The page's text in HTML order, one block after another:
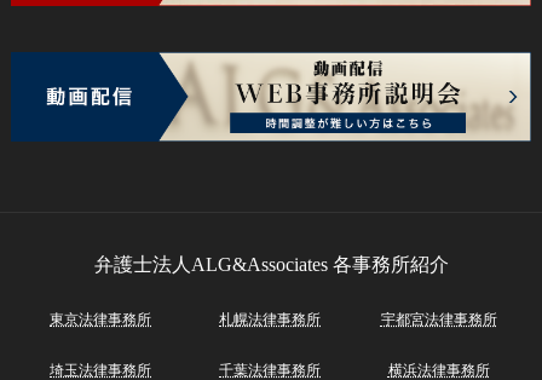
弁護士法人ALG&Associates 各事務所紹介
東京法律事務所 札幌法律事務所 宇都宮法律事務所
埼玉法律事務所 千葉法律事務所 横浜法律事務所